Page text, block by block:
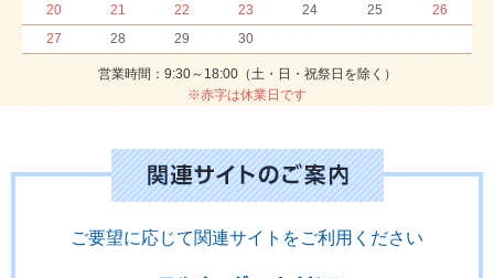
20
21 22 23 24 25
26
27
28 29 30
営業時間：9:30～18:00（土・日・祝祭日を除く）
※赤字は休業日です
ご要望に応じて関連サイトをご利用ください